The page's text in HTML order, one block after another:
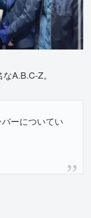
A.B.C-Z。
ーについてい